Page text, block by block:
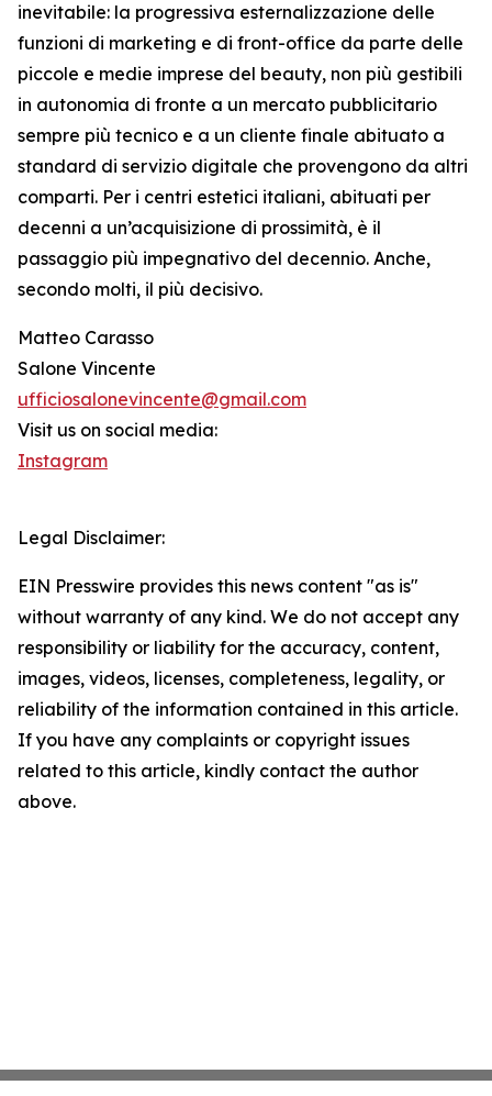
inevitabile: la progressiva esternalizzazione delle
funzioni di marketing e di front-office da parte delle
piccole e medie imprese del beauty, non più gestibili
in autonomia di fronte a un mercato pubblicitario
sempre più tecnico e a un cliente finale abituato a
standard di servizio digitale che provengono da altri
comparti. Per i centri estetici italiani, abituati per
decenni a un’acquisizione di prossimità, è il
passaggio più impegnativo del decennio. Anche,
secondo molti, il più decisivo.
Matteo Carasso
Salone Vincente
ufficiosalonevincente@gmail.com
Visit us on social media:
Instagram
Legal Disclaimer:
EIN Presswire provides this news content "as is"
without warranty of any kind. We do not accept any
responsibility or liability for the accuracy, content,
images, videos, licenses, completeness, legality, or
reliability of the information contained in this article.
If you have any complaints or copyright issues
related to this article, kindly contact the author
above.